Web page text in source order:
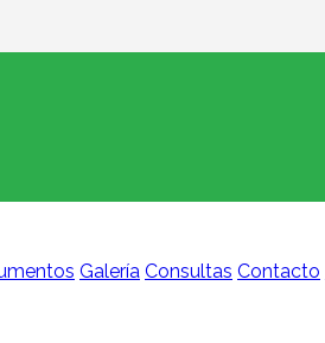
Galería Consultas Contacto